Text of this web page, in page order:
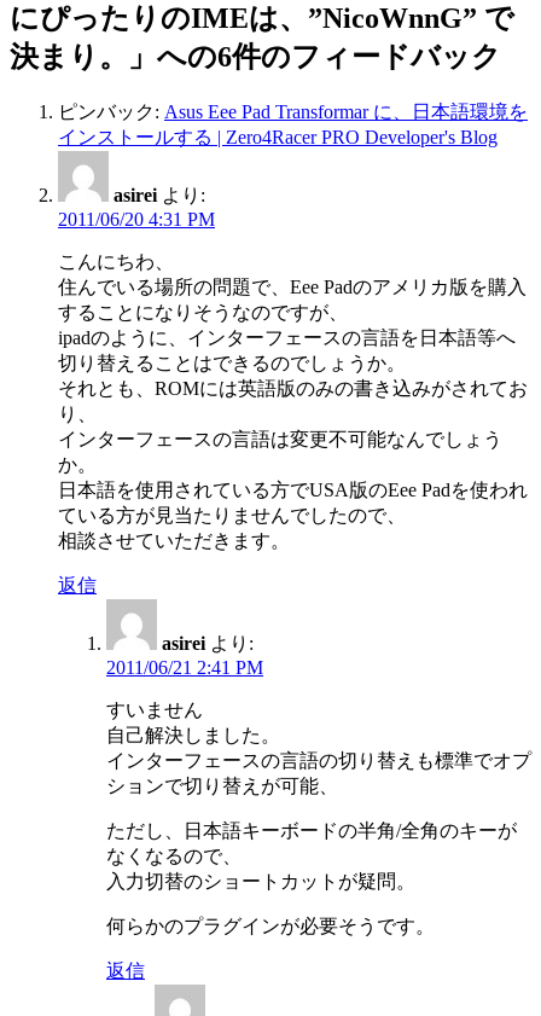
にぴったりのIMEは、”NicoWnnG” で
決まり。」への6件のフィードバック
ピンバック: Asus Eee Pad Transformar に、日本語環境を
インストールする | Zero4Racer PRO Developer's Blog
asirei より:
2011/06/20 4:31 PM
こんにちわ、
住んでいる場所の問題で、Eee Padのアメリカ版を購入
することになりそうなのですが、
ipadのように、インターフェースの言語を日本語等へ
切り替えることはできるのでしょうか。
それとも、ROMには英語版のみの書き込みがされてお
り、
インターフェースの言語は変更不可能なんでしょう
か。
日本語を使用されている方でUSA版のEee Padを使われ
ている方が見当たりませんでしたので、
相談させていただきます。
返信
asirei より:
2011/06/21 2:41 PM
すいません
自己解決しました。
インターフェースの言語の切り替えも標準でオプ
ションで切り替えが可能、
ただし、日本語キーボードの半角/全角のキーが
なくなるので、
入力切替のショートカットが疑問。
何らかのプラグインが必要そうです。
返信